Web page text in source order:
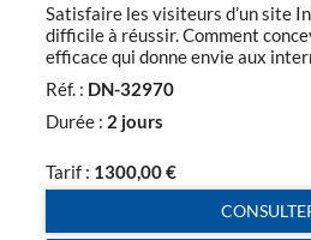
Satisfaire les visiteurs d’un site
difficile à réussir. Comment
efficace qui donne envie aux
pour vous aider à bien réussir
site. En moins de 10 secondes,
Réf. : DN-32970
Durée : 2 jours
Tarif : 1300,00€